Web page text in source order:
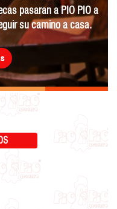
pasaran a PIO PIO a
su camino a casa.